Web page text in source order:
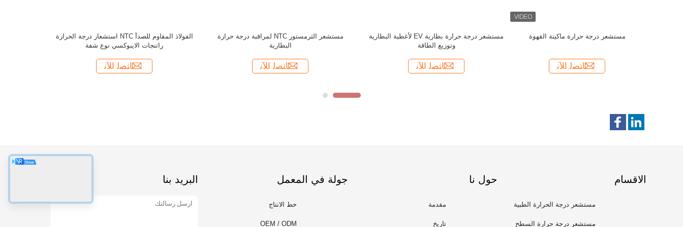
الاقسام
مستشعر درجة الحرارة الطبية
مستشعر درجة حرارة السطح
حول نا
مقدمة
تاريخ
جولة في المعمل
خط الانتاج
OEM / ODM
البريد بنا